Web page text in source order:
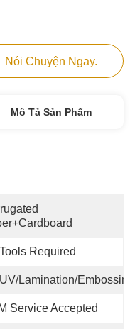
Nói Chuyện Ngay.
Mô Tả Sản Phẩm
Required
Lamination/
Service Accepted